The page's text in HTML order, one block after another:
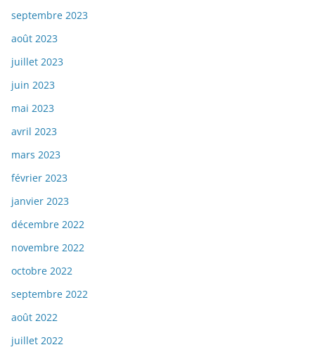
septembre 2023
août 2023
juillet 2023
juin 2023
mai 2023
avril 2023
mars 2023
février 2023
janvier 2023
décembre 2022
novembre 2022
octobre 2022
septembre 2022
août 2022
juillet 2022